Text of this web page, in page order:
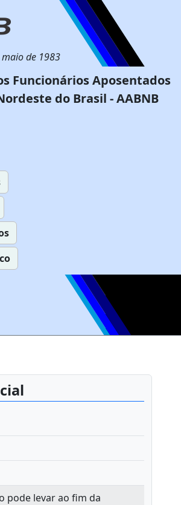
de 1983
Funcionários Aposentados
do Brasil - AABNB
pode levar ao fim da